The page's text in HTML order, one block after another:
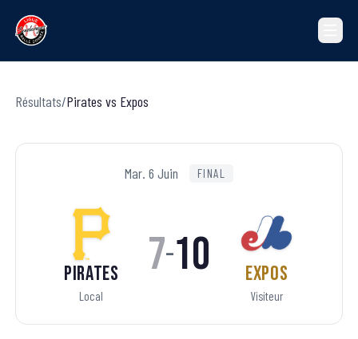
Résultats/Pirates vs Expos
Mar. 6 Juin FINAL
Pirates
Local
7–10 Expos
Visiteur